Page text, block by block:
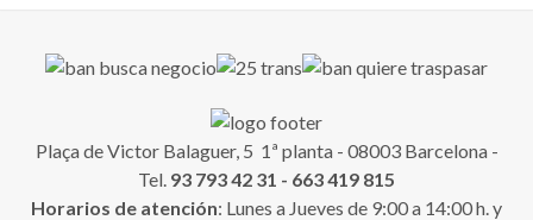
Plaça de Victor Balaguer, 5 1ª planta - 08003 Barcelona -
Tel. 93 793 42 31 - 663 419 815
Horarios de atención: Lunes a Jueves de 9:00 a 14:00 h. y